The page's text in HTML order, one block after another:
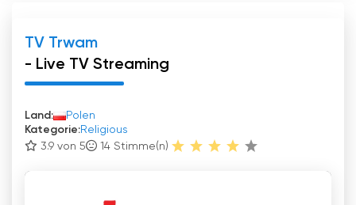
TV Trwam
- Live TV Streaming
Land:
Polen
Kategorie:Religious
3.9 von 5
14 Stimme(n)